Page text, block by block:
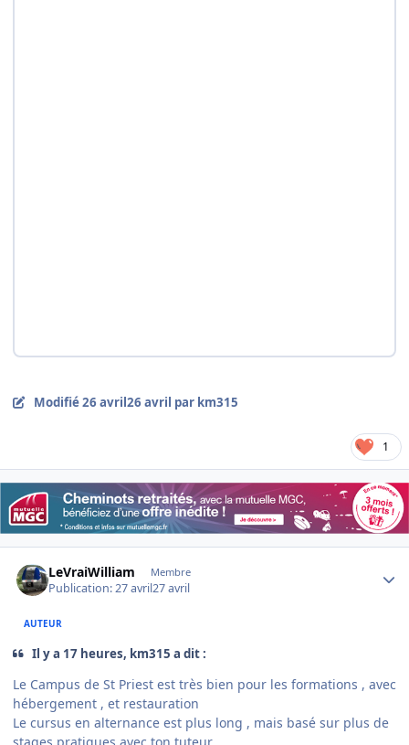
Modifié26 avril26 avril par km315
1
LeVraiWilliam Membre
Publication:27 avril27 avril
AUTEUR
Il y a 17 heures, km315 a dit :
Le Campus de St Priest est très bien pour les formations , avec
hébergement , et restauration
Le cursus en alternance est plus long , mais basé sur plus de